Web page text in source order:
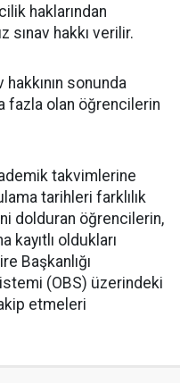
haklarından
sınav hakkı verilir.
sonunda
fazla olan öğrencilerin
takvimlerine
tarihleri farklılık
dolduran öğrencilerin,
kayıtlı oldukları
Başkanlığı
(OBS) üzerindeki
etmeleri